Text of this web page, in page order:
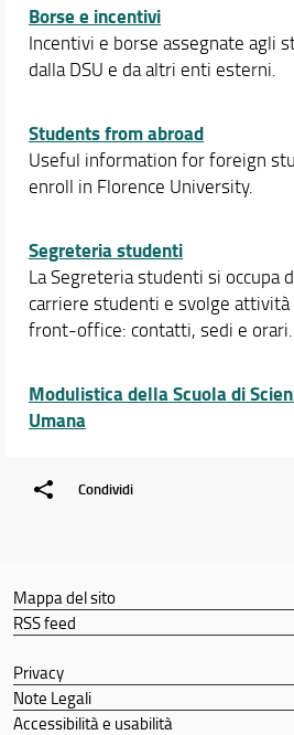
Borse e incentivi
Incentivi e borse assegnate agli
dalla DSU e da altri enti esterni.
Students from abroad
Useful information for foreign
enroll in Florence University.
Segreteria studenti
La Segreteria studenti si occupa
carriere studenti e svolge
front-office: contatti, sedi e orari.
Modulistica della Scuola di
Umana
Condividi
Mappa del sito
RSS feed
Privacy
Note Legali
Accessibilità e usabilità